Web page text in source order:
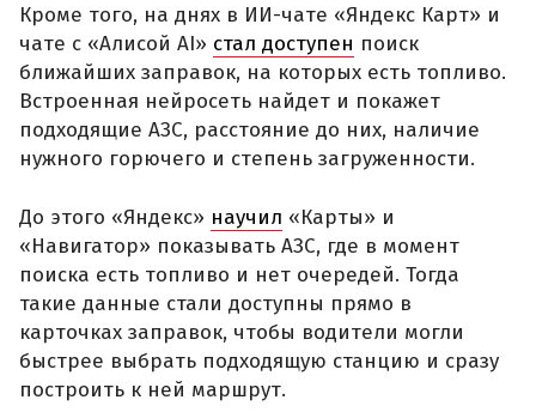
Кроме того, на днях в ИИ-чате «Яндекс Карт» и
чате с «Алисой AI» стал доступен поиск
ближайших заправок, на которых есть топливо.
Встроенная нейросеть найдет и покажет
подходящие АЗС, расстояние до них, наличие
нужного горючего и степень загруженности.
До этого «Яндекс» научил «Карты» и
«Навигатор» показывать АЗС, где в момент
поиска есть топливо и нет очередей. Тогда
такие данные стали доступны прямо в
карточках заправок, чтобы водители могли
быстрее выбрать подходящую станцию и сразу
построить к ней маршрут.